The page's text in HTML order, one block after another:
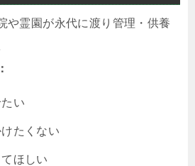
や霊園が永代に渡り管理・供養
い
たくない
ほしい